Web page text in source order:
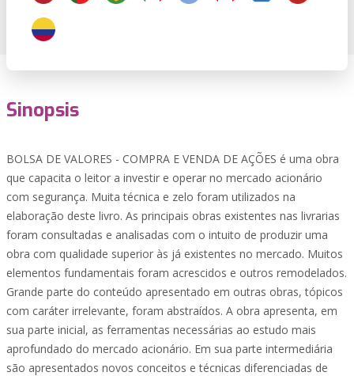
Sinopsis
BOLSA DE VALORES - COMPRA E VENDA DE AÇÕES é uma obra
que capacita o leitor a investir e operar no mercado acionário
com segurança. Muita técnica e zelo foram utilizados na
elaboração deste livro. As principais obras existentes nas livrarias
foram consultadas e analisadas com o intuito de produzir uma
obra com qualidade superior às já existentes no mercado. Muitos
elementos fundamentais foram acrescidos e outros remodelados.
Grande parte do conteúdo apresentado em outras obras, tópicos
com caráter irrelevante, foram abstraídos. A obra apresenta, em
sua parte inicial, as ferramentas necessárias ao estudo mais
aprofundado do mercado acionário. Em sua parte intermediária
são apresentados novos conceitos e técnicas diferenciadas de